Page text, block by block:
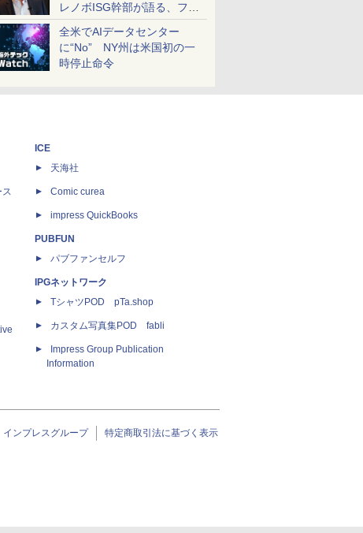
レノボISG幹部が語る、フル
スタックと水冷技術の強み
全米でAIデータセンター
に“No” NY州は米国初の一
時停止命令
ICE
天海社
Comic curea
impress QuickBooks
PUBFUN
パブファンセルフ
IPGネットワーク
TシャツPOD pTa.shop
カスタム写真集POD fabli
Impress Group Publication
Information
インプレスグループ 特定商取引法に基づく表示